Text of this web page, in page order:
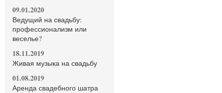
09.01.2020
Ведущий на свадьбу:
профессионализм или
веселье?
18.11.2019
Живая музыка на свадьбу
01.08.2019
Аренда свадебного шатра